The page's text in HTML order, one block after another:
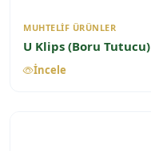
MUHTELIF ÜRÜNLER
U Klips (Boru Tutucu)
İncele